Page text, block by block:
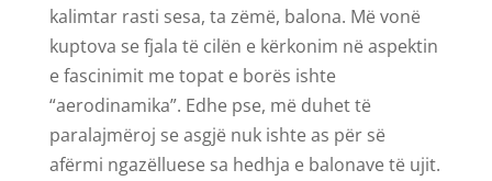
kalimtar rasti sesa, ta zëmë, balona. Më vonë
kuptova se fjala të cilën e kërkonim në aspektin
e fascinimit me topat e borës ishte
“aerodinamika”. Edhe pse, më duhet të
paralajmëroj se asgjë nuk ishte as për së
afërmi ngazëlluese sa hedhja e balonave të ujit.